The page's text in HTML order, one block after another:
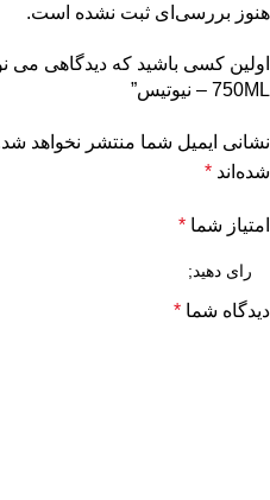
هنوز بررسی‌ای ثبت نشده است.
اولین کسی باشید که دیدگاهی می
750ML – نیوتیس”
نشانی ایمیل شما منتشر نخواهد
شده‌اند *
امتیاز شما *
دیدگاه شما *